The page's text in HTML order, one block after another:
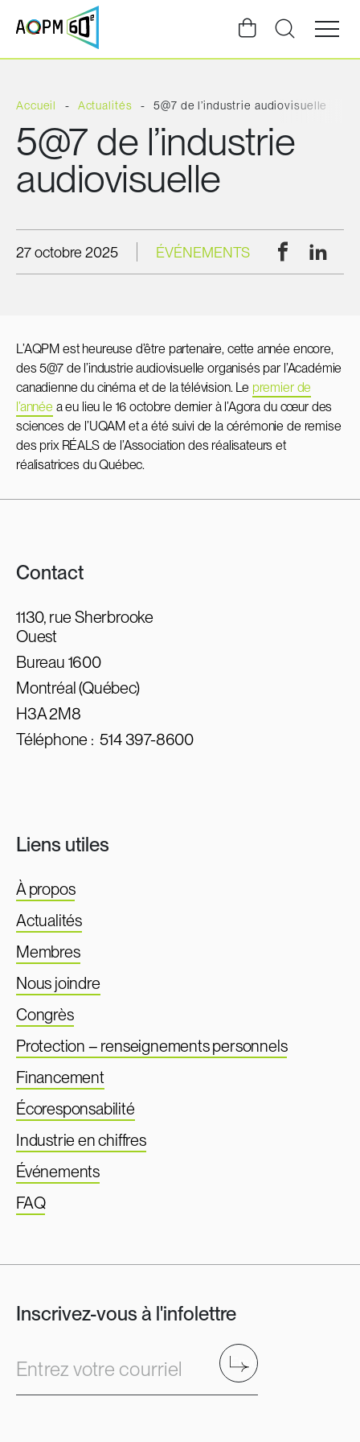
Ouvrir
la
du
Accueil Actualités 5@7 de l’industrie audiovisuelle
5@7 de l’industrie
audiovisuelle
27 octobre 2025 ÉVÉNEMENTS Facebook
L’AQPM est heureuse d’être partenaire, cette année encore,
des 5@7 de l’industrie audiovisuelle organisés par l’Académie
canadienne du cinéma et de la télévision. Le premier de
l’année a eu lieu le 16 octobre dernier à l’Agora du cœur des
sciences de l’UQAM et a été suivi de la cérémonie de remise
des prix RÉALS de l’Association des réalisateurs et
réalisatrices du Québec.
Contact
1130, rue Sherbrooke
Ouest
Bureau 1600
Montréal (Québec)
H3A 2M8
Téléphone :514 397-8600
Liens utiles
À propos
Actualités
Membres
Nous joindre
Congrès
Protection – renseignements personnels
Financement
Écoresponsabilité
Industrie en chiffres
Événements
FAQ
Inscrivez-vous à l'infolettre
Entrez votre courriel Envoyer